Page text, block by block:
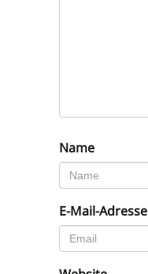
Name
E-Mail-Adresse